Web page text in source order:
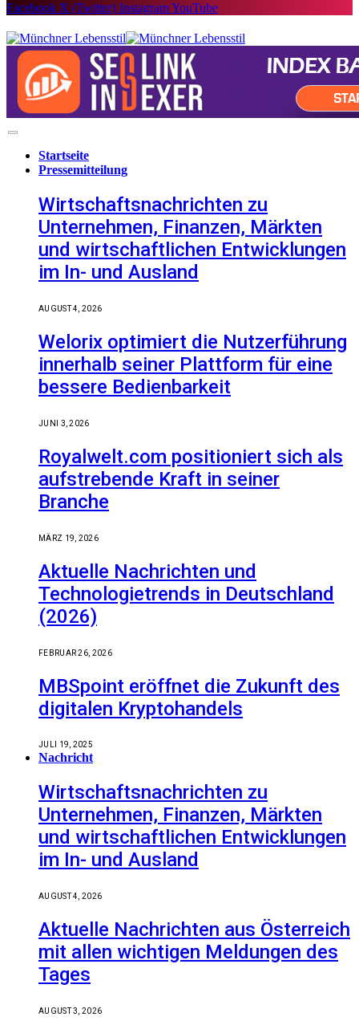
Facebook X (Twitter) InstagramYouTube
Startseite
Pressemitteilung
Wirtschaftsnachrichten zu
Unternehmen, Finanzen, Märkten
und wirtschaftlichen Entwicklungen
im In- und Ausland
AUGUST 4, 2026
Welorix optimiert die Nutzerführung
innerhalb seiner Plattform für eine
bessere Bedienbarkeit
JUNI 3, 2026
Royalwelt.com positioniert sich als
aufstrebende Kraft in seiner
Branche
MÄRZ 19, 2026
Aktuelle Nachrichten und
Technologietrends in Deutschland
(2026)
FEBRUAR 26, 2026
MBSpoint eröffnet die Zukunft des
digitalen Kryptohandels
JULI 19, 2025
Nachricht
Wirtschaftsnachrichten zu
Unternehmen, Finanzen, Märkten
und wirtschaftlichen Entwicklungen
im In- und Ausland
AUGUST 4, 2026
Aktuelle Nachrichten aus Österreich
mit allen wichtigen Meldungen des
Tages
AUGUST 3, 2026